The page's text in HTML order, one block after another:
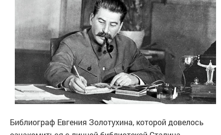
Библиограф Евгения Золотухина, которой довелось